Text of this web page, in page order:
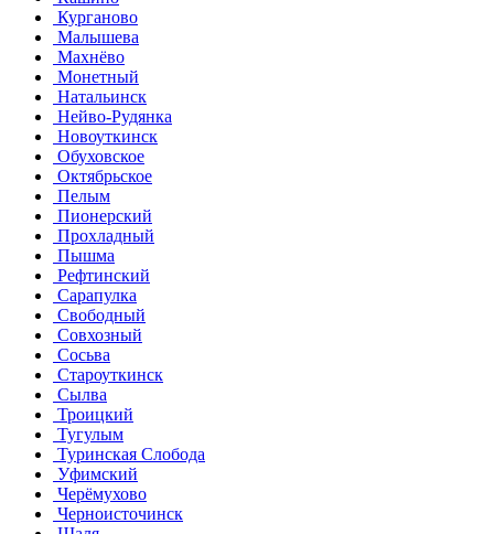
Курганово
Малышева
Махнёво
Монетный
Натальинск
Нейво-Рудянка
Новоуткинск
Обуховское
Октябрьское
Пелым
Пионерский
Прохладный
Пышма
Рефтинский
Сарапулка
Свободный
Совхозный
Сосьва
Староуткинск
Сылва
Троицкий
Тугулым
Туринская Слобода
Уфимский
Черёмухово
Черноисточинск